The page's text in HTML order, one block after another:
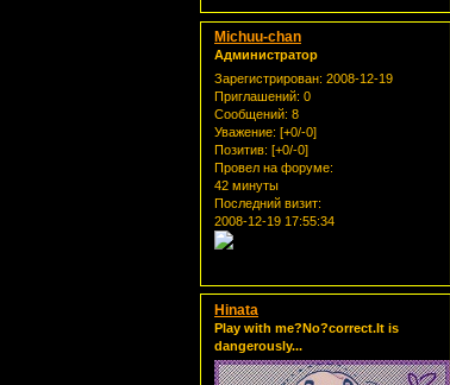
Michuu-chan
Администратор
Зарегистрирован: 2008-12-19
Приглашений: 0
Сообщений: 8
Уважение: [+0/-0]
Позитив: [+0/-0]
Провел на форуме:
42 минуты
Последний визит:
2008-12-19 17:55:34
Hinata
Play with me?No?correct.It is
dangerously...